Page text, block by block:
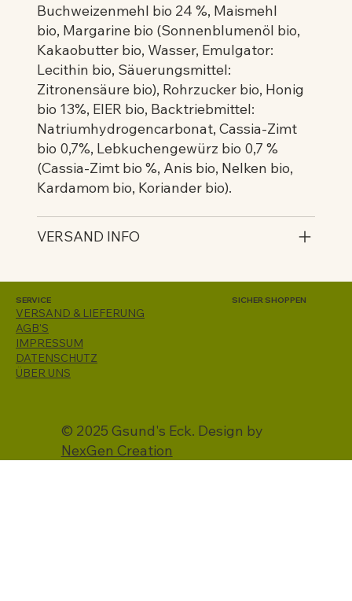
Buchweizenmehl bio 24 %, Maismehl
bio, Margarine bio (Sonnenblumenöl bio,
Kakaobutter bio, Wasser, Emulgator:
Lecithin bio, Säuerungsmittel:
Zitronensäure bio), Rohrzucker bio, Honig
bio 13%, EIER bio, Backtriebmittel:
Natriumhydrogencarbonat, Cassia-Zimt
bio 0,7%, Lebkuchengewürz bio 0,7 %
(Cassia-Zimt bio %, Anis bio, Nelken bio,
Kardamom bio, Koriander bio).
VERSAND INFO
SERVICE
VERSAND & LIEFERUNG
AGB'S
IMPRESSUM
DATENSCHUTZ
ÜBER UNS
© 2025 Gsund's Eck. Design by
NexGen Creation
SICHER SHOPPEN